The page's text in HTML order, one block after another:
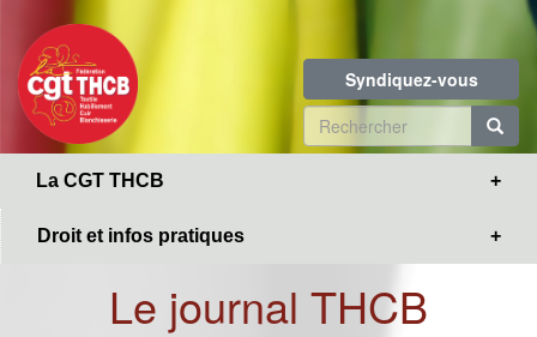
contenu
principal
Syndiquez-vous
Formulaire
de
La CGT THCB
Droit et infos pratiques
Le journal THCB